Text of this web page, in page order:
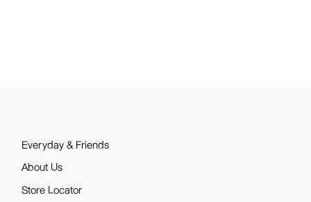
Everyday & Friends
About Us
Store Locator